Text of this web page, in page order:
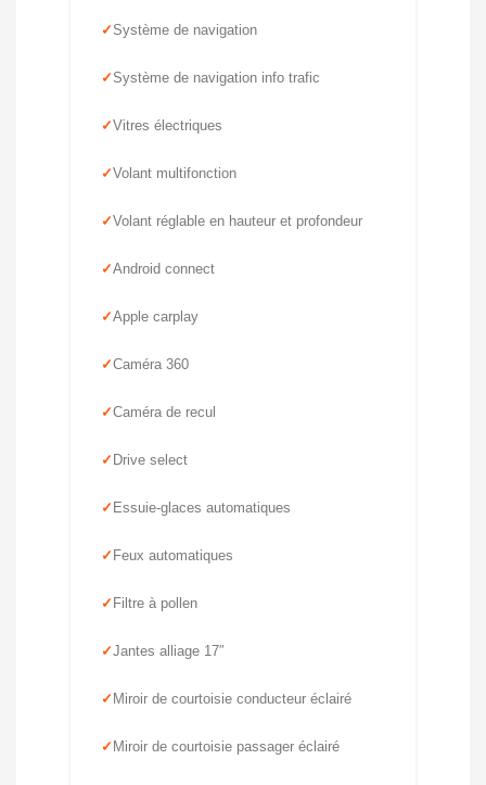
Système de navigation
Système de navigation info trafic
Vitres électriques
Volant multifonction
Volant réglable en hauteur et profondeur
Android connect
Apple carplay
Caméra 360
Caméra de recul
Drive select
Essuie-glaces automatiques
Feux automatiques
Filtre à pollen
Jantes alliage 17″
Miroir de courtoisie conducteur éclairé
Miroir de courtoisie passager éclairé